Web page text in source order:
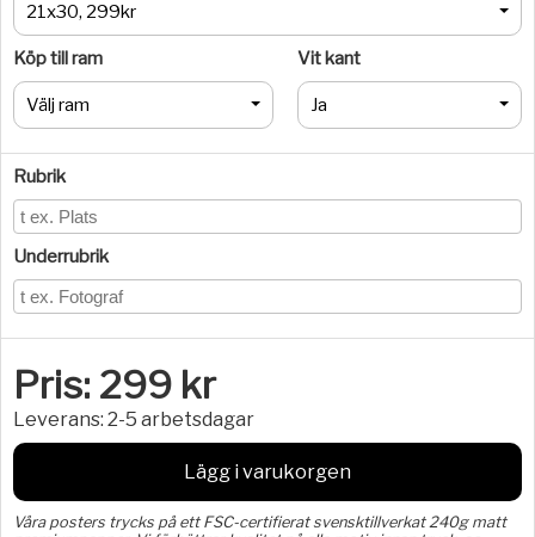
21x30, 299kr
Köp till ram
Välj ram
Vit kant
Ja
Rubrik
Underrubrik
Pris: 299 kr
Leverans: 2-5 arbetsdagar
Lägg i varukorgen
Våra posters trycks på ett FSC-certifierat svensktillverkat 240g matt